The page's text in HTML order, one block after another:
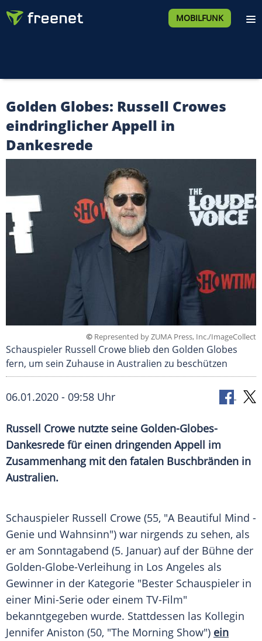
MOBILFUNK
Golden Globes: Russell Crowes
eindringlicher Appell in
Dankesrede
© Represented by ZUMA Press, Inc./ImageCollect
Schauspieler Russell Crowe blieb den Golden Globes
fern, um sein Zuhause in Australien zu beschützen
06.01.2020 - 09:58 Uhr
Russell Crowe nutzte seine Golden-Globes-
Dankesrede für einen dringenden Appell im
Zusammenhang mit den fatalen Buschbränden in
Australien.
Schauspieler Russell Crowe (55, "A Beautiful Mind -
Genie und Wahnsinn") war nirgends zu sehen, als
er am Sonntagabend (5. Januar) auf der Bühne der
Golden-Globe-Verleihung in Los Angeles als
Gewinner in der Kategorie "Bester Schauspieler in
einer Mini-Serie oder einem TV-Film"
bekanntgegeben wurde. Stattdessen las Kollegin
Jennifer Aniston (50, "The Morning Show") ein